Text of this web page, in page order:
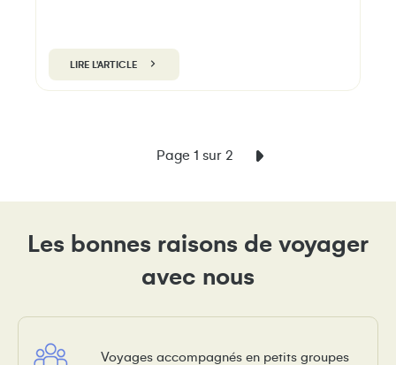
LIRE L'ARTICLE
Page 1 sur 2
Les bonnes raisons de voyager
avec nous
Voyages accompagnés en petits groupes